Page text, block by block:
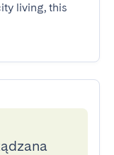
living, this